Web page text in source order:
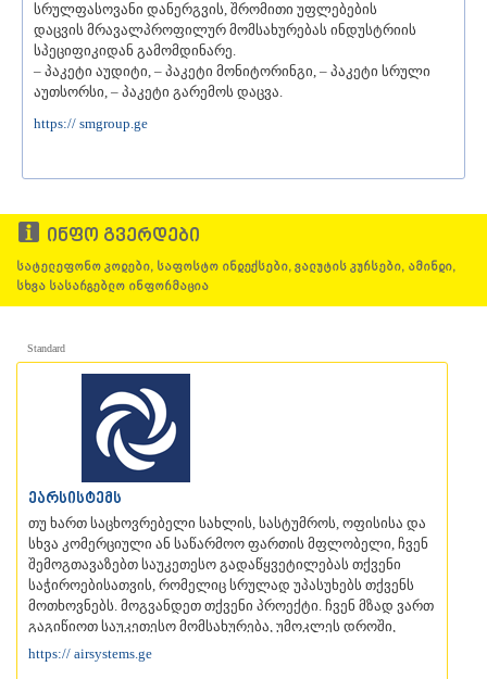
ᲡᲐᲛᲪᲮᲔ–ᲯᲐᲕᲐᲮᲔᲗᲘ
ᲐᲓᲘᲒᲔᲜᲘ
ᲐᲡᲞᲘᲜᲫᲐ
ᲐᲮᲐᲚᲥᲐᲚᲐᲥᲘ
ᲐᲮᲐᲚᲪᲘᲮᲔ
ᲑᲝᲠᲯᲝᲛᲘ
ᲕᲐᲚᲔ
ᲥᲕᲔᲛᲝ ᲥᲐᲠᲗᲚᲘ
ᲑᲝᲚᲜᲘᲡᲘ
ᲒᲐᲠᲓᲐᲑᲐᲜᲘ
ᲓᲛᲐᲜᲘᲡᲘ
ᲛᲐᲠᲜᲔᲣᲚᲘ
ᲨᲘᲓᲐ ᲥᲐᲠᲗᲚᲘ
ᲥᲐᲠᲔᲚᲘ
ᲮᲐᲨᲣᲠᲘ
ᲡᲐᲥᲐᲠᲗᲕᲔᲚᲝ
სრულფასოვანი დანერგვის, შრომითი უფლებების
დაცვის მრავალპროფილურ მომსახურებას ინდუსტრიის
სპეციფიკიდან გამომდინარე.
– პაკეტი აუდიტი, – პაკეტი მონიტორინგი, – პაკეტი სრული
აუთსორსი, – პაკეტი გარემოს დაცვა.
https:// smgroup.ge
ინფო გვერდები
სატელეფონო კოდები, საფოსტო ინდექსები, ვალუტის კურსები, ამინდი,
სხვა სასარგებლო ინფორმაცია
Standard
ეარსისტემს
თუ ხართ საცხოვრებელი სახლის, სასტუმროს, ოფისისა და
სხვა კომერციული ან საწარმოო ფართის მფლობელი, ჩვენ
შემოგთავაზებთ საუკეთესო გადაწყვეტილებას თქვენი
საჭიროებისათვის, რომელიც სრულად უპასუხებს თქვენს
მოთხოვნებს. მოგვანდეთ თქვენი პროექტი. ჩვენ მზად ვართ
გაგიწიოთ საუკეთესო მომსახურება, უმოკლეს დროში,
უმაღლესი ხარისხით.
https:// airsystems.ge